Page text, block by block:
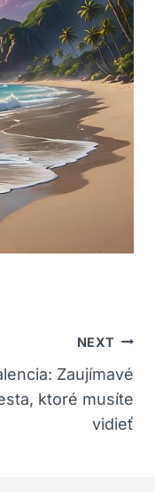
NEXT
Zaujímavé
ktoré musíte
vidieť